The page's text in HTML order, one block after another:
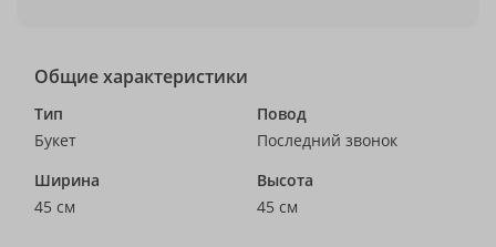
Общие характеристики
Тип
Букет
Повод
Последний звонок
Ширина
45 см
Высота
45 см